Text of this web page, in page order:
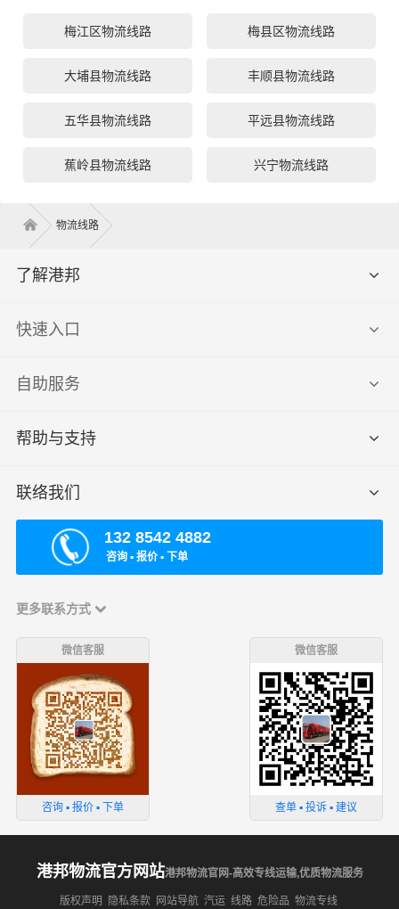
梅江区物流线路 梅县区物流线路
大埔县物流线路 丰顺县物流线路
五华县物流线路 平远县物流线路
蕉岭县物流线路 兴宁物流线路
物流线路
了解港邦
快速入口
自助服务
帮助与支持
联络我们
132 8542 4882
咨询 ▪ 报价 ▪ 下单
更多联系方式
微信客服
咨询 ▪ 报价 ▪ 下单
微信客服
查单 ▪ 投诉 ▪ 建议
港邦物流官方网站港邦物流官网-高效专线运输,优质物流服务
版权声明 隐私条款 网站导航 汽运 线路 危险品 物流专线